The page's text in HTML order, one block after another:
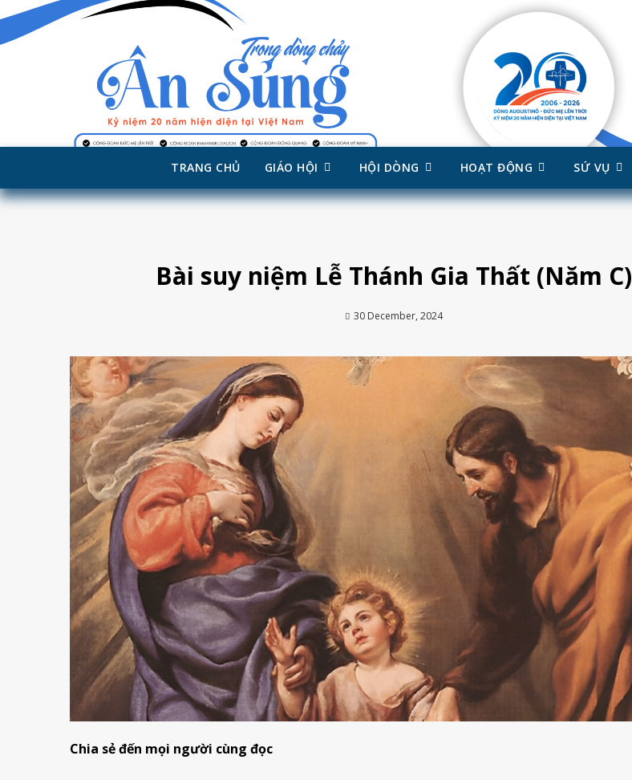
Skip
TRANG CHỦ GIÁO HỘI HỘI DÒNG HOẠT ĐỘNG SỨ VỤ
Bài suy niệm Lễ Thánh Gia Thất (Năm C)
30 December, 2024
Chia sẻ đến mọi người cùng đọc